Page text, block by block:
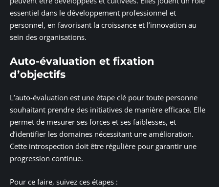
essentiel dans le développement professionnel et
personnel, en favorisant la croissance et l’innovation au
sein des organisations.
Auto-évaluation et fixation
d’objectifs
L’auto-évaluation est une étape clé pour toute personne
souhaitant prendre des initiatives de manière efficace. Elle
permet de mesurer ses forces et ses faiblesses, et
d’identifier les domaines nécessitant une amélioration.
Cette introspection doit être régulière pour garantir une
progression continue.
Pour ce faire, suivez ces étapes :